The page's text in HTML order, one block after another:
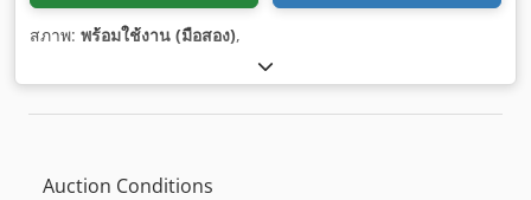
สภาพ: พร้อมใช้งาน (มือสอง),
Auction Conditions